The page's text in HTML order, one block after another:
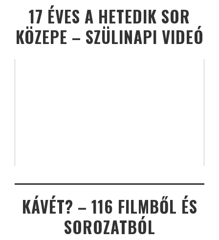
17 ÉVES A HETEDIK SOR
KÖZEPE – SZÜLINAPI VIDEÓ
KÁVÉT? – 116 FILMBŐL ÉS
SOROZATBÓL